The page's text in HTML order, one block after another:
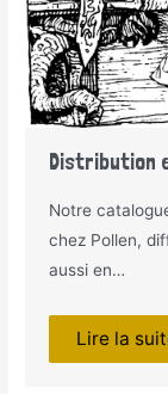
Distribution
Notre
chez Pollen,
aussi en…
Lire la